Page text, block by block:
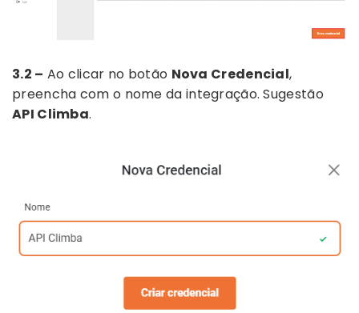
3.2 – Ao clicar no botão Nova Credencial,
preencha com o nome da integração. Sugestão
API Climba.